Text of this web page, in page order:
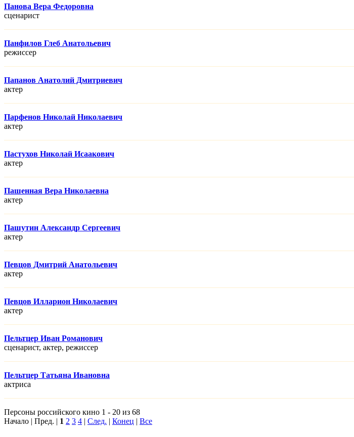
Панова Вера Федоровна
сценарист
Панфилов Глеб Анатольевич
режисcер
Папанов Анатолий Дмитриевич
актер
Парфенов Николай Николаевич
актер
Пастухов Николай Исаакович
актер
Пашенная Вера Николаевна
актер
Пашутин Александр Сергеевич
актер
Певцов Дмитрий Анатольевич
актер
Певцов Илларион Николаевич
актер
Пельтцер Иван Романович
сценарист, актер, режисcер
Пельтцер Татьяна Ивановна
актриса
Персоны российского кино 1 - 20 из 68
Начало | Пред. | 1 2 3 4 | След. | Конец | Все